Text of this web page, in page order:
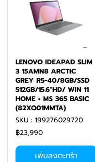
LENOVO IDEAPAD SLIM
3 15AMN8 ARCTIC
GREY R5-40/8GB/SSD
512GB/15.6"HD/ WIN 11
HOME + MS 365 BASIC
(82XQ01MMTA)
SKU : 199276029720
฿23,990
เพิ่มลงตะกร้า